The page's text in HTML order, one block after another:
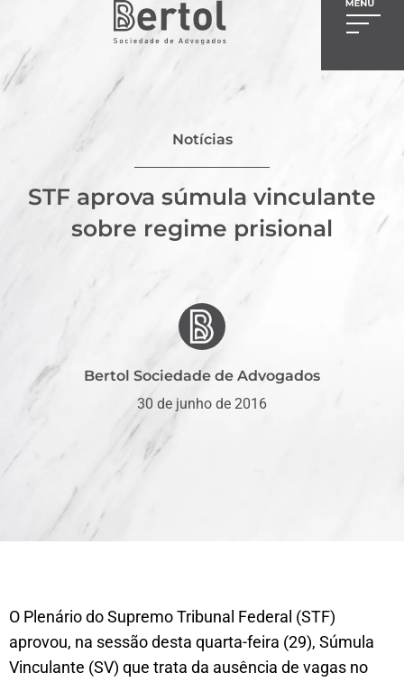
Notícias
STF aprova súmula vinculante
sobre regime prisional
Bertol Sociedade de Advogados
30 de junho de 2016
O Plenário do Supremo Tribunal Federal (STF)
aprovou, na sessão desta quarta-feira (29), Súmula
Vinculante (SV) que trata da ausência de vagas no